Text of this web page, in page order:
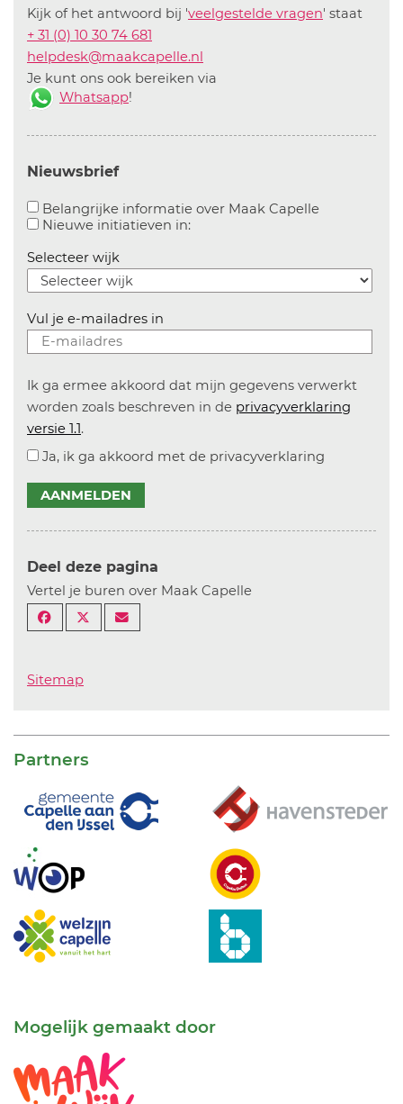
Kijk of het antwoord bij 'veelgestelde vragen' staat
+ 31 (0) 10 30 74 681
helpdesk@maakcapelle.nl
Je kunt ons ook bereiken via
Whatsapp!
Nieuwsbrief
Belangrijke informatie over Maak CapelleAanvinken
Nieuwe initiatieven in:Aanvinken om informatie over
Selecteer wijk
Vul je e-mailadres in
Ik ga ermee akkoord dat mijn gegevens verwerkt
worden zoals beschreven in de privacyverklaring
versie 1.1.
Ja, ik ga akkoord met de privacyverklaring
AANMELDEN
Deel deze pagina
Vertel je buren over Maak Capelle
Sitemap
Partners
Mogelijk gemaakt door